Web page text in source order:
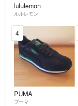
lululemon
ルルレモン
4
PUMA
プーマ